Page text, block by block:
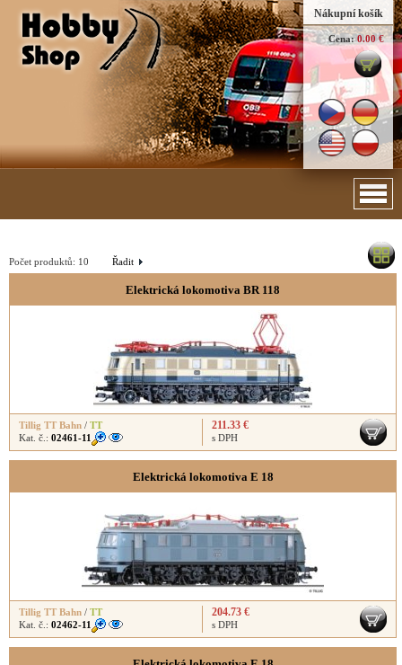
Nákupní košík
Cena: 0.00 €
Řadit
Počet produktů: 10
Elektrická lokomotiva BR 118
Tillig TT Bahn / TT
Kat. č.: 02461-11
211.33 €
s DPH
Elektrická lokomotiva E 18
Tillig TT Bahn / TT
Kat. č.: 02462-11
204.73 €
s DPH